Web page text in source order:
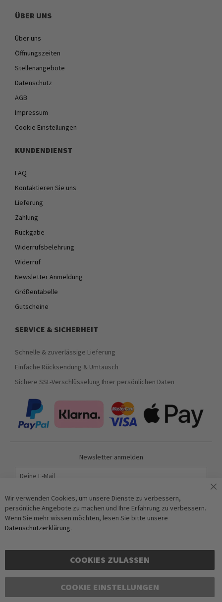
ÜBER UNS
Über uns
Öffnungszeiten
Stellenangebote
Datenschutz
AGB
Impressum
Cookie Einstellungen
KUNDENDIENST
FAQ
Kontaktieren Sie uns
Lieferung
Zahlung
Rückgabe
Widerrufsbelehrung
Widerruf
Newsletter Anmeldung
Größentabelle
Gutscheine
SERVICE & SICHERHEIT
Schnelle & zuverlässige Lieferung
Einfache Rücksendung & Umtausch
Sichere SSL-Verschlüsselung Ihrer persönlichen Daten
Newsletter anmelden
Abonnieren
Anti-Roboter-Verifizierung
Wir verwenden Cookies, um unsere Dienste zu verbessern,
persönliche Angebote zu machen und Ihre Erfahrung zu verbessern.
Wenn Sie mehr wissen möchten, lesen Sie bitte unsere
Datenschutzerklärung.
COOKIES ZULASSEN
COOKIE EINSTELLUNGEN